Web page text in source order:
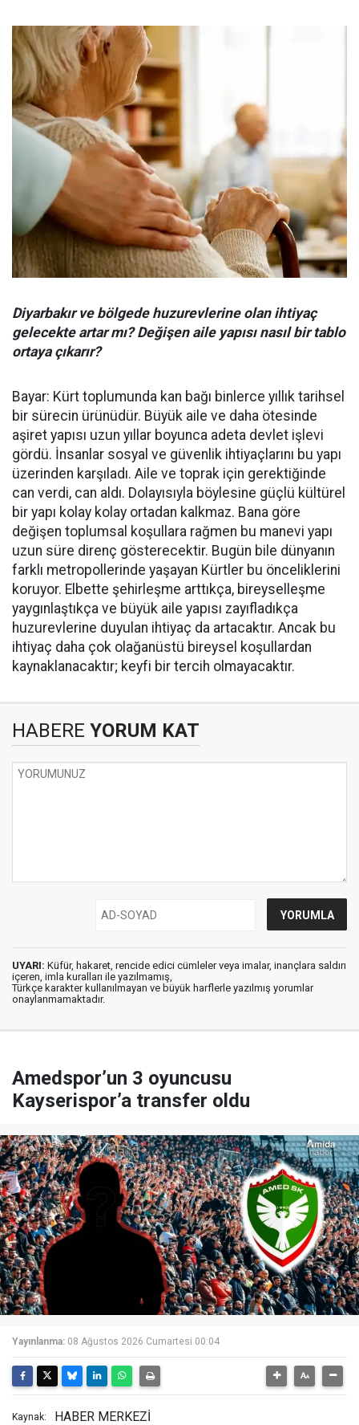
Diyarbakır ve bölgede huzurevlerine olan ihtiyaç
gelecekte artar mı? Değişen aile yapısı nasıl bir tablo
ortaya çıkarır?
Bayar: Kürt toplumunda kan bağı binlerce yıllık tarihsel
bir sürecin ürünüdür. Büyük aile ve daha ötesinde
aşiret yapısı uzun yıllar boyunca adeta devlet işlevi
gördü. İnsanlar sosyal ve güvenlik ihtiyaçlarını bu yapı
üzerinden karşıladı. Aile ve toprak için gerektiğinde
can verdi, can aldı. Dolayısıyla böylesine güçlü kültürel
bir yapı kolay kolay ortadan kalkmaz. Bana göre
değişen toplumsal koşullara rağmen bu manevi yapı
uzun süre direnç gösterecektir. Bugün bile dünyanın
farklı metropollerinde yaşayan Kürtler bu önceliklerini
koruyor. Elbette şehirleşme arttıkça, bireyselleşme
yaygınlaştıkça ve büyük aile yapısı zayıfladıkça
huzurevlerine duyulan ihtiyaç da artacaktır. Ancak bu
ihtiyaç daha çok olağanüstü bireysel koşullardan
kaynaklanacaktır; keyfi bir tercih olmayacaktır.
HABERE YORUM KAT
UYARI: Küfür, hakaret, rencide edici cümleler veya imalar, inançlara saldırı
içeren, imla kuralları ile yazılmamış,
Türkçe karakter kullanılmayan ve büyük harflerle yazılmış yorumlar
onaylanmamaktadır.
Amedspor’un 3 oyuncusu
Kayserispor’a transfer oldu
Yayınlanma: 08 Ağustos 2026 Cumartesi 00:04
Kaynak: HABER MERKEZİ